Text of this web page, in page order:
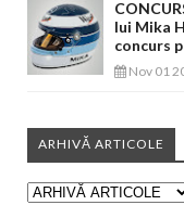
lui Mika
concurs
Nov 01
ARHIVĂ ARTICOLE